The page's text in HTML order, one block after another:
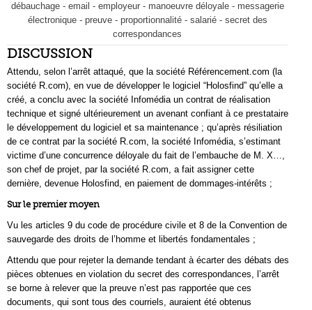
débauchage - email - employeur - manoeuvre déloyale - messagerie
électronique - preuve - proportionnalité - salarié - secret des
correspondances
DISCUSSION
Attendu, selon l’arrêt attaqué, que la société Référencement.com (la
société R.com), en vue de développer le logiciel “Holosfind” qu’elle a
créé, a conclu avec la société Infomédia un contrat de réalisation
technique et signé ultérieurement un avenant confiant à ce prestataire
le développement du logiciel et sa maintenance ; qu’après résiliation
de ce contrat par la société R.com, la société Infomédia, s’estimant
victime d’une concurrence déloyale du fait de l’embauche de M. X…,
son chef de projet, par la société R.com, a fait assigner cette
dernière, devenue Holosfind, en paiement de dommages-intérêts ;
Sur le premier moyen
Vu les articles 9 du code de procédure civile et 8 de la Convention de
sauvegarde des droits de l’homme et libertés fondamentales ;
Attendu que pour rejeter la demande tendant à écarter des débats des
pièces obtenues en violation du secret des correspondances, l’arrêt
se borne à relever que la preuve n’est pas rapportée que ces
documents, qui sont tous des courriels, auraient été obtenus